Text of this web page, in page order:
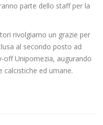
parte dello staff per la
rivolgiamo un grazie per
al secondo posto ad
off Unipomezia, augurando
ed umane.